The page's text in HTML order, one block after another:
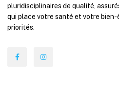
pluridisciplinaires de qualité,
qui place votre santé et votre
priorités.